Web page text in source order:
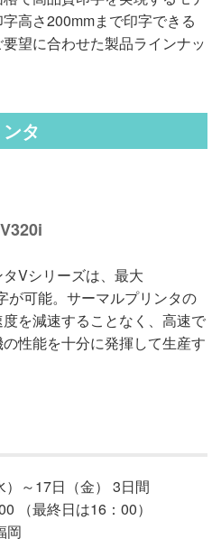
高さ200mmまで印字できる
望に合わせた製品ラインナッ
タ
Vシリーズは、最大
が可能。サーマルプリンタの
を減速することなく、高速で
性能を十分に発揮して生産す
～17日（金） 3日間
（最終日は16：00）
岡